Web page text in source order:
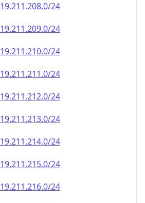
19.211.208.0/24
19.211.209.0/24
19.211.210.0/24
19.211.211.0/24
19.211.212.0/24
19.211.213.0/24
19.211.214.0/24
19.211.215.0/24
19.211.216.0/24